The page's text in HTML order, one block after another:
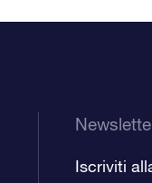
Iscriviti